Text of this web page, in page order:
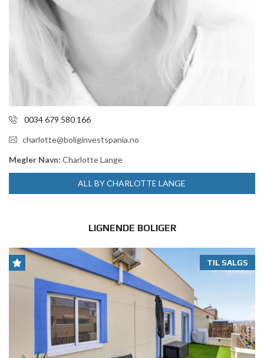
0034 679 580 166
charlotte@boliginvestspania.no
Megler Navn: Charlotte Lange
ALL BY CHARLOTTE LANGE
LIGNENDE BOLIGER
TIL SALGS